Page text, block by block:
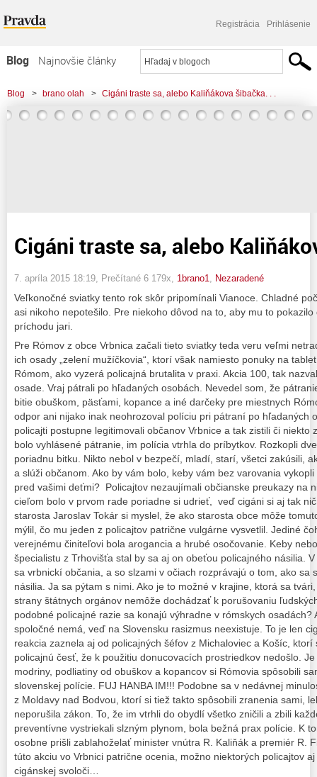
Registrácia Prihlásenie
Blog
Najnovšie články
Najčítanejšie články
Najkomentovanejšie články
Blog > brano olah > Cigáni traste sa, alebo Kaliňákova šibačka. . .
Cigáni traste sa, alebo
7. apríla 2015 18:19 , Prečítané 6 179x, 1brano1 Nezaradené
Veľkonočné sviatky tento rok skôr pripomínali Vianoce. Chladné
asi nikoho nepotešilo. Pre niekoho dôvod na to, aby mu to
príchodu jari.
Pre Rómov z obce Vrbnica začali tieto sviatky teda veru veľmi
ich osady „zelení mužíčkovia“, ktorí však namiesto ponuky na
Rómom, ako vyzerá policajná brutalita v praxi. Akcia 100, tak
osade. Vraj pátrali po hľadaných osobách. Nevedel som, že
bitie obuškom, päsťami, kopance a iné darčeky pre miestnych
odpor ani nijako inak neohrozoval políciu pri pátraní po hľadaných
policajti postupne legitimovali občanov Vrbnice a tak zistili či niekto
bolo vyhlásené pátranie, im polícia vtrhla do príbytkov. Rozkopli
poriadnu bitku. Nikto nebol v bezpečí, mladí, starí, všetci zakúsili,
a slúži občanom. Ako by vám bolo, keby vám bez varovania
pred vašimi deťmi? Policajtov nezaujímali občianske preukazy na
cieľom bolo v prvom rade poriadne si udrieť, veď cigáni si aj tak
starosta Jaroslav Tokár si myslel, že ako starosta obce môže
mýlil, čo mu jeden z policajtov patrične vulgárne vysvetlil. Jediné
verejnému činiteľovi bola arogancia a hrubé osočovanie. Keby
špecialistu z Trhovišťa stal by sa aj on obeťou policajného násilia.
sa vrbnickí občania, a so slzami v očiach rozprávajú o tom, ako sa
násilia. Ja sa pýtam s nimi. Ako je to možné v krajine, ktorá sa
strany štátnych orgánov nemôže dochádzať k porušovaniu
podobné policajné razie sa konajú výhradne v rómskych osadách?
spoločné nemá, veď na Slovensku rasizmus neexistuje. To je len
reakcia zaznela aj od policajných šéfov z Michaloviec a Košíc,
policajnú česť, že k použitiu donucovacích prostriedkov nedošlo.
modriny, podliatiny od obuškov a kopancov si Rómovia spôsobili
slovenskej polície. FUJ HANBA IM!!! Podobne sa v nedávnej
z Moldavy nad Bodvou, ktorí si tiež takto spôsobili zranenia sami,
neporušila zákon. To, že im vtrhli do obydlí všetko zničili a zbili
preventívne vystriekali slzným plynom, bola bežná prax polície. K
osobne prišli zablahoželať minister vnútra R. Kaliňák a premiér R.
túto akciu vo Vrbnici patrične ocenia, možno niektorých policajtov
cigánskej svoloči…